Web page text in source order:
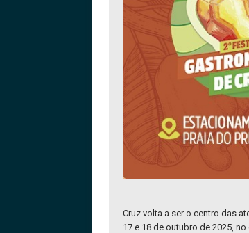
Cruz volta a ser o centro das
17 e 18 de outubro de 2025,